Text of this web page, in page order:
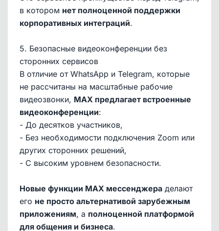
в котором нет полноценной поддержки
корпоративных интеграций.
5. Безопасные видеоконференции без
сторонних сервисов
В отличие от WhatsApp и Telegram, которые
не рассчитаны на масштабные рабочие
видеозвонки, MAX предлагает встроенные
видеоконференции:
- До десятков участников,
- Без необходимости подключения Zoom или
других сторонних решений,
- С высоким уровнем безопасности.
Новые функции MAX мессенджера делают
его не просто альтернативой зарубежным
приложениям, а полноценной платформой
для общения и бизнеса.